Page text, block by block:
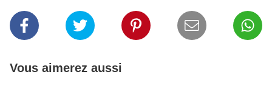
Vous aimerez aussi